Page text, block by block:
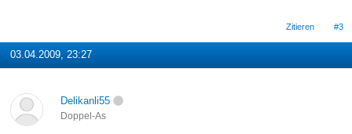
Zitieren #3
03.04.2009, 23:27
Delikanli55
Doppel-As